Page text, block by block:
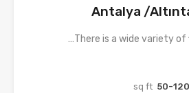
Antalya /
There is a wide variety of
50-120
sq ft